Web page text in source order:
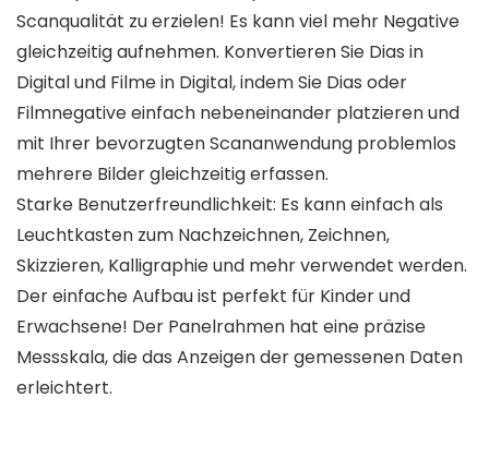
Scanqualität zu erzielen! Es kann viel mehr Negative
gleichzeitig aufnehmen. Konvertieren Sie Dias in
Digital und Filme in Digital, indem Sie Dias oder
Filmnegative einfach nebeneinander platzieren und
mit Ihrer bevorzugten Scananwendung problemlos
mehrere Bilder gleichzeitig erfassen.
Starke Benutzerfreundlichkeit: Es kann einfach als
Leuchtkasten zum Nachzeichnen, Zeichnen,
Skizzieren, Kalligraphie und mehr verwendet werden.
Der einfache Aufbau ist perfekt für Kinder und
Erwachsene! Der Panelrahmen hat eine präzise
Messskala, die das Anzeigen der gemessenen Daten
erleichtert.